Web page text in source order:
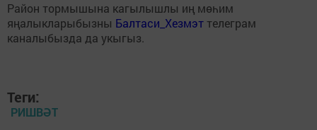
Район тормышына кагылышлы иң мөһим
яңалыкларыбызны Балтаси_Хезмэт телеграм
каналыбызда да укыгыз.
Теги:
РИШВӘТ